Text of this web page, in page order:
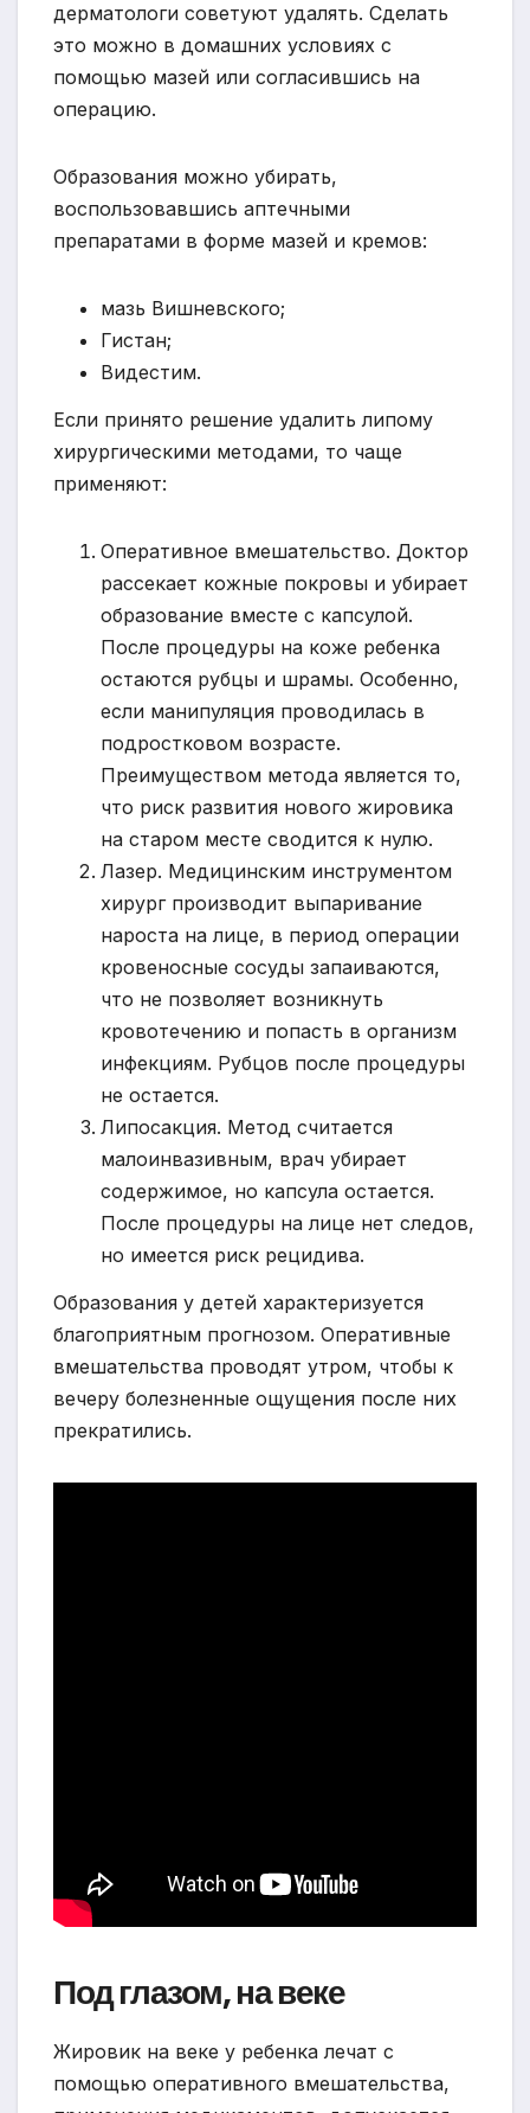
дерматологи советуют удалять. Сделать
это можно в домашних условиях с
помощью мазей или согласившись на
операцию.
Образования можно убирать,
воспользовавшись аптечными
препаратами в форме мазей и кремов:
мазь Вишневского;
Гистан;
Видестим.
Если принято решение удалить липому
хирургическими методами, то чаще
применяют:
Оперативное вмешательство. Доктор
рассекает кожные покровы и убирает
образование вместе с капсулой.
После процедуры на коже ребенка
остаются рубцы и шрамы. Особенно,
если манипуляция проводилась в
подростковом возрасте.
Преимуществом метода является то,
что риск развития нового жировика
на старом месте сводится к нулю.
Лазер. Медицинским инструментом
хирург производит выпаривание
нароста на лице, в период операции
кровеносные сосуды запаиваются,
что не позволяет возникнуть
кровотечению и попасть в организм
инфекциям. Рубцов после процедуры
не остается.
Липосакция. Метод считается
малоинвазивным, врач убирает
содержимое, но капсула остается.
После процедуры на лице нет следов,
но имеется риск рецидива.
Образования у детей характеризуется
благоприятным прогнозом. Оперативные
вмешательства проводят утром, чтобы к
вечеру болезненные ощущения после них
прекратились.
Под глазом, на веке
Жировик на веке у ребенка лечат с
помощью оперативного вмешательства,